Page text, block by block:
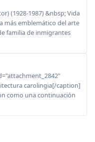
(1928-1987) &nbsp; Vida
más emblemático del arte
familia de inmigrantes
carolingia[/caption]
como una continuación